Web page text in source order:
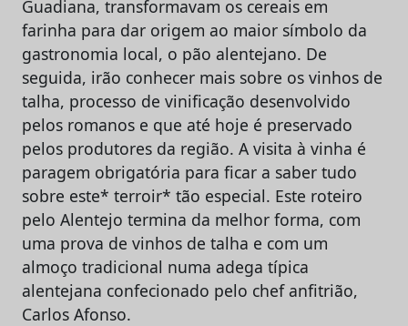
Guadiana, transformavam os cereais em
farinha para dar origem ao maior símbolo da
gastronomia local, o pão alentejano. De
seguida, irão conhecer mais sobre os vinhos de
talha, processo de vinificação desenvolvido
pelos romanos e que até hoje é preservado
pelos produtores da região. A visita à vinha é
paragem obrigatória para ficar a saber tudo
sobre este* terroir* tão especial. Este roteiro
pelo Alentejo termina da melhor forma, com
uma prova de vinhos de talha e com um
almoço tradicional numa adega típica
alentejana confecionado pelo chef anfitrião,
Carlos Afonso.